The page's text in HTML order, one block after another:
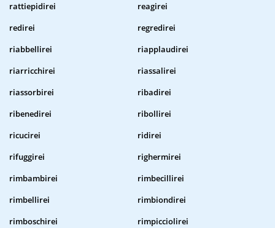
rattiepidirei
reagirei
redirei
regredirei
riabbellirei
riapplaudirei
riarricchirei
riassalirei
riassorbirei
ribadirei
ribenedirei
ribollirei
ricucirei
ridirei
rifuggirei
righermirei
rimbambirei
rimbecillirei
rimbellirei
rimbiondirei
rimboschirei
rimpicciolirei